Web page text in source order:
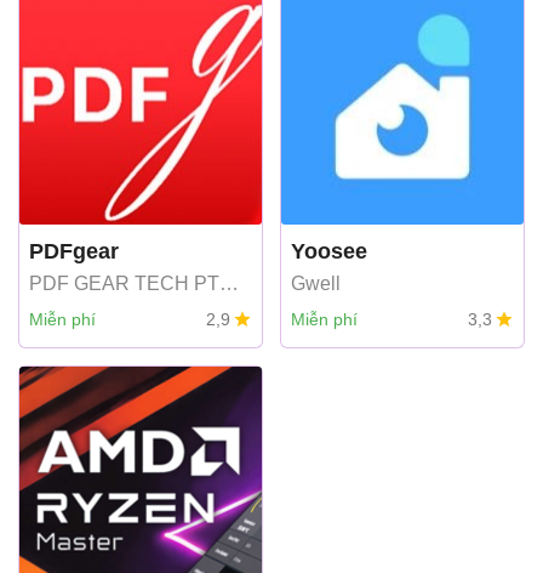
PDFgear
PDF GEAR TECH PTE.
LTD
Miễn phí 2,9
Yoosee
Gwell
Miễn phí 3,3